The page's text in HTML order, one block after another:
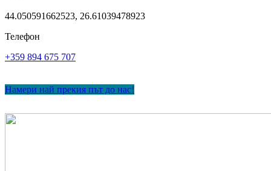
44.050591662523, 26.61039478923
Телефон
+359 894 675 707
Намери най прекия път до нас!